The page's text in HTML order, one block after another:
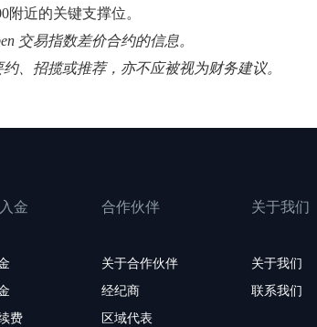
近的关键支撑位。
交易指数差价合约的信息。
、招揽或推荐，亦不应被视为财务建议。
金
费
合作伙伴
关于合作伙伴
经纪商
区域代表
关于我们
关于我们
联系我们